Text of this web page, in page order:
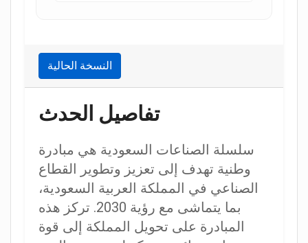
النسخة الحالية
تفاصيل الحدث
سلسلة الصناعات السعودية هي مبادرة
وطنية تهدف إلى تعزيز وتطوير القطاع
الصناعي في المملكة العربية السعودية،
بما يتماشى مع رؤية 2030. تركز هذه
المبادرة على تحويل المملكة إلى قوة